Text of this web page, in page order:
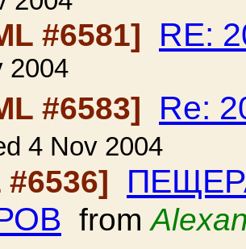
#6581] RE:
2004
#6583]
Re:
4 Nov 2004
#6536]
from